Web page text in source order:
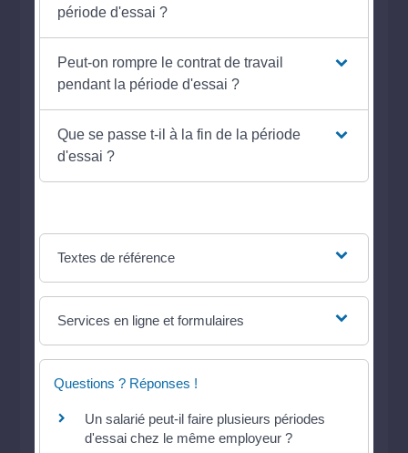
période d'essai ?
Peut-on rompre le contrat de travail
pendant la période d'essai ?
Que se passe t-il à la fin de la période
d'essai ?
Textes de référence
Services en ligne et formulaires
Questions ? Réponses !
Un salarié peut-il faire plusieurs périodes
d'essai chez le même employeur ?